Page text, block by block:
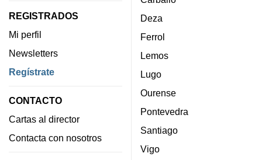
REGISTRADOS
Mi perfil
Newsletters
Regístrate
CONTACTO
Cartas al director
Contacta con nosotros
Deza
Ferrol
Lemos
Lugo
Ourense
Pontevedra
Santiago
Vigo